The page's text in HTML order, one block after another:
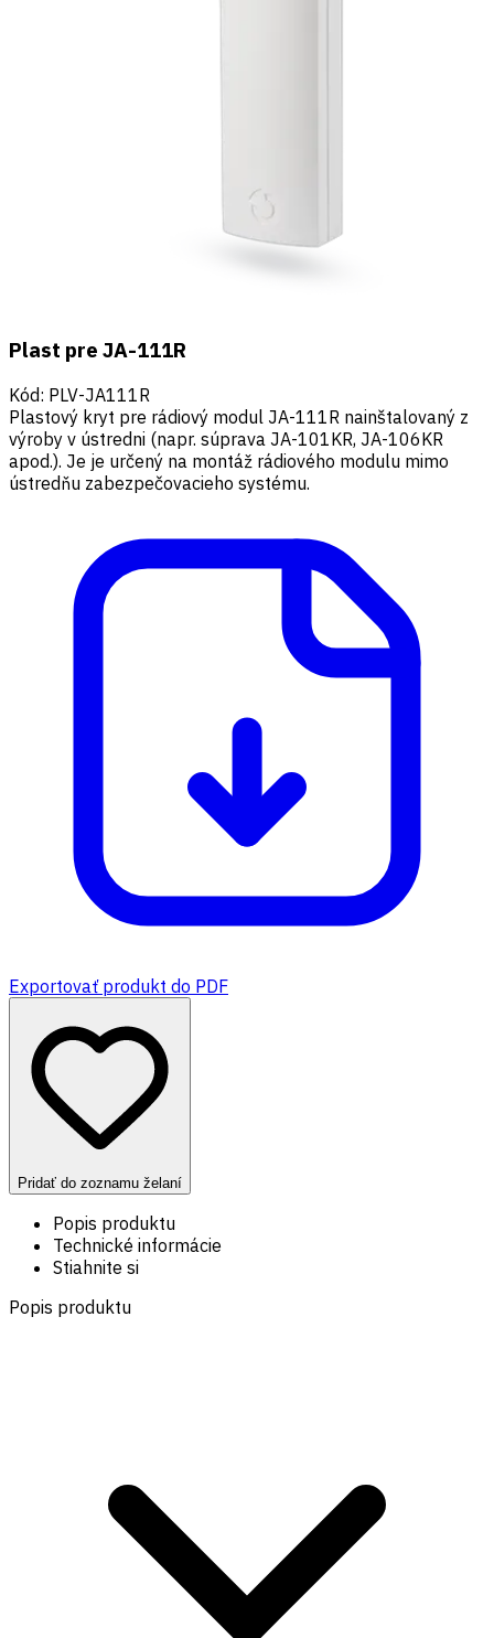
Plast pre JA-111R
Kód: PLV-JA111R
Plastový kryt pre rádiový modul JA-111R nainštalovaný z
výroby v ústredni (napr. súprava JA-101KR, JA-106KR
apod.). Je je určený na montáž rádiového modulu mimo
ústredňu zabezpečovacieho systému.
Exportovať produkt do PDF
Pridať do zoznamu želaní
Popis produktu
Technické informácie
Stiahnite si
Popis produktu